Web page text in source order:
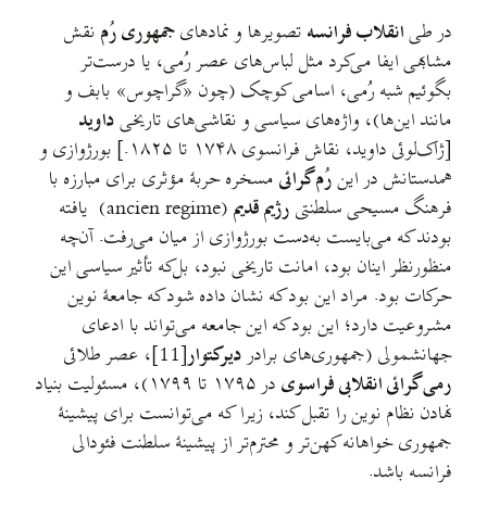
در طیانقلاب فرانسه تصویر‌ها و نماد‌هایجمهوری رُم نقش
مشابهی ایفا می‌کرد مثل لباس‌های عصر رُمی،‌ یا درست‌تر
بگوئیم شبه رُمی، اسامی کوچک (چون «گراچوس» بابف و
مانند این‌ها)، واژه‌های سیاسی و نقاشی‌های تاریخیداوید
[ژاک‌لوئی داوید، نقاش فرانسوی ۱۷۴۸ تا ۱۸۲۵.] بورژوازی و
همدستانش در اینرُم گرائی مسخره حربهٔ مؤثری برای مبارزه با
فرهنگ مسیحی سلطنتی رژیم قدیم
(ancien regime) یافته
بودند که می‌بایست به‌دست بورژوازی از میان می‌رفت. آن‌چه
منظورنظر اینان بود، امانت تاریخی نبود، بل‌که تأثیر سیاسی این
حرکات بود. مراد این بود که نشان داده شود که جامعهٔ نوین
مشروعیت دارد؛ این بود که این جامعه می‌تواند با ادعای
جهانشمولی (جمهوری‌های برادر دیرکتوار[11]، عصر طلائی
رمی گرائی انقلابی فراسوی
در ۱۷۹۵ تا ۱۷۹۹)، مسئولیت بنیاد
نهادن نظام نوین را تقبل کند، زیرا که می‌توانست برای پیشینهٔ
جمهوری خواهانه کهن‌تر و محترم‌تر از پیشینهٔ سلطنت فئودالی
فرانسه باشد.